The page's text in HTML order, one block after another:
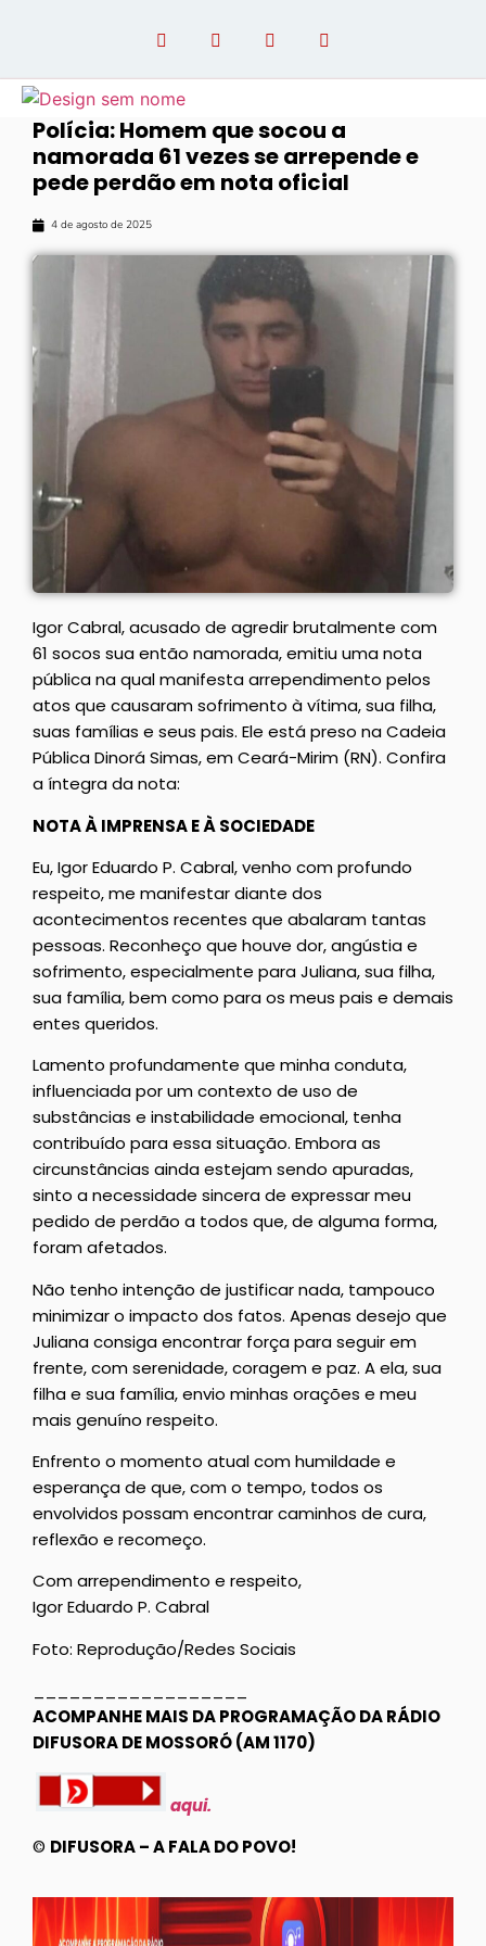
Polícia: Homem que socou a
namorada 61 vezes se arrepende e
pede perdão em nota oficial
4 de agosto de 2025
Igor Cabral, acusado de agredir brutalmente com
61 socos sua então namorada, emitiu uma nota
pública na qual manifesta arrependimento pelos
atos que causaram sofrimento à vítima, sua filha,
suas famílias e seus pais. Ele está preso na Cadeia
Pública Dinorá Simas, em Ceará-Mirim (RN). Confira
a íntegra da nota:
NOTA À IMPRENSA E À SOCIEDADE
Eu, Igor Eduardo P. Cabral, venho com profundo
respeito, me manifestar diante dos
acontecimentos recentes que abalaram tantas
pessoas. Reconheço que houve dor, angústia e
sofrimento, especialmente para Juliana, sua filha,
sua família, bem como para os meus pais e demais
entes queridos.
Lamento profundamente que minha conduta,
influenciada por um contexto de uso de
substâncias e instabilidade emocional, tenha
contribuído para essa situação. Embora as
circunstâncias ainda estejam sendo apuradas,
sinto a necessidade sincera de expressar meu
pedido de perdão a todos que, de alguma forma,
foram afetados.
Não tenho intenção de justificar nada, tampouco
minimizar o impacto dos fatos. Apenas desejo que
Juliana consiga encontrar força para seguir em
frente, com serenidade, coragem e paz. A ela, sua
filha e sua família, envio minhas orações e meu
mais genuíno respeito.
Enfrento o momento atual com humildade e
esperança de que, com o tempo, todos os
envolvidos possam encontrar caminhos de cura,
reflexão e recomeço.
Com arrependimento e respeito,
Igor Eduardo P. Cabral
Foto: Reprodução/Redes Sociais
ACOMPANHE MAIS DA PROGRAMAÇÃO DA RÁDIO
DIFUSORA DE MOSSORÓ (AM 1170)
aqui.
© DIFUSORA – A FALA DO POVO!